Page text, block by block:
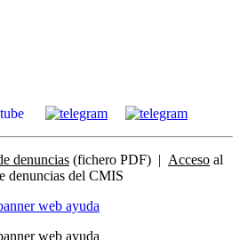
denuncias (fichero PDF) | Acceso al
denuncias del CMIS